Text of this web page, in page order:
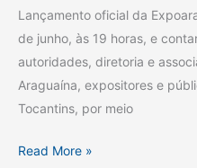
Lançamento oficial da
de junho, às 19 horas, e
autoridades, diretoria e
Araguaína, expositores e
Tocantins, por meio
Read More »